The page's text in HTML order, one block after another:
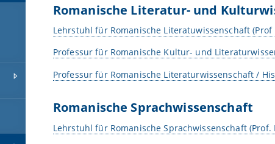
Romanische Literatur- und
Lehrstuhl für Romanische Literatuwissenschaft (Prof
Professur für Romanische Kultur- und
Professur für Romanische Literaturwissenschaft /
Romanische Sprachwissenschaft
Lehrstuhl für Romanische Sprachwissenschaft (Prof.